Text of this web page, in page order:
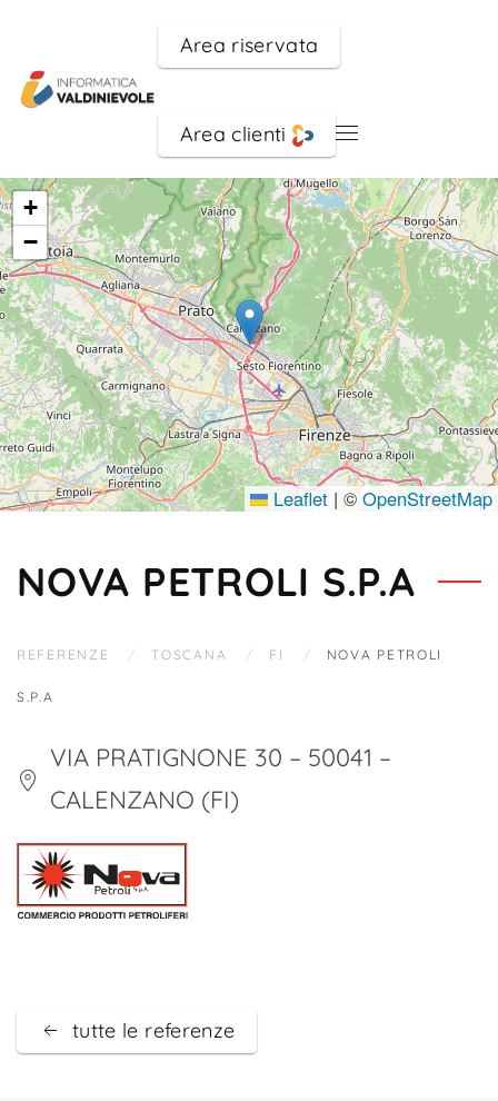
Skip to main contentArea riservata
Area clienti
+
−
Leaflet | © OpenStreetMap
NOVA PETROLI S.P.A
REFERENZE TOSCANA FI NOVA PETROLI
S.P.A
VIA PRATIGNONE 30 – 50041 –
CALENZANO (FI)
tutte le referenze